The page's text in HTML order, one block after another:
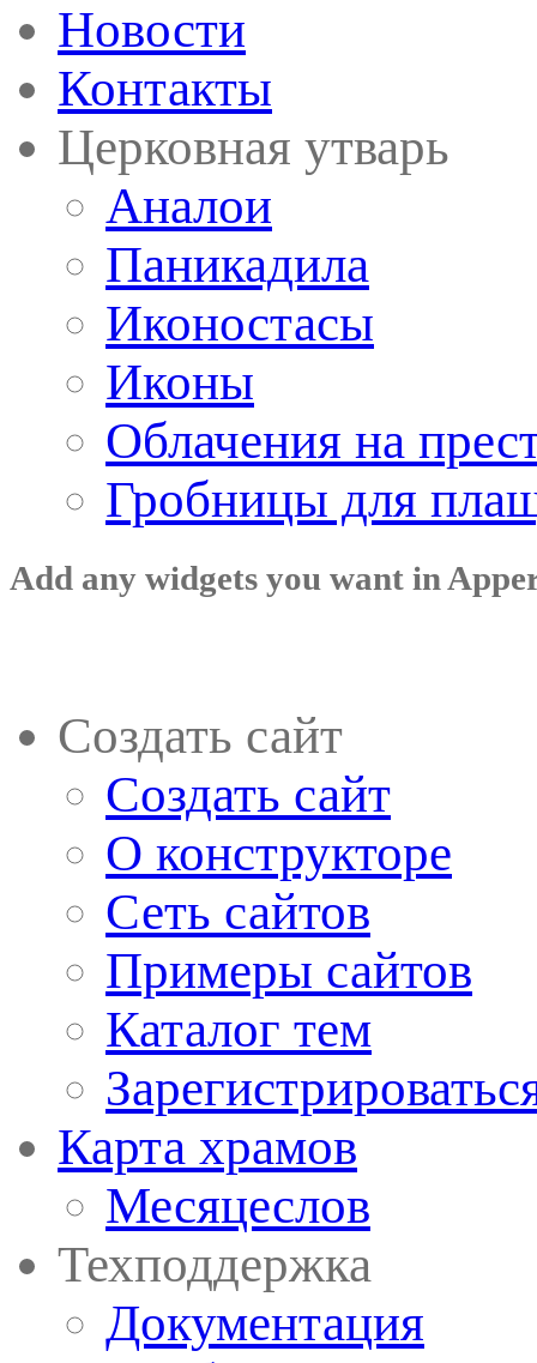
Новости
Контакты
Церковная утварь
Аналои
Паникадила
Иконостасы
Иконы
Облачения на
Гробницы для
Add any widgets you want in
Создать сайт
Создать сайт
О конструкторе
Сеть сайтов
Примеры сайтов
Каталог тем
Карта храмов
Месяцеслов
Техподдержка
Документация